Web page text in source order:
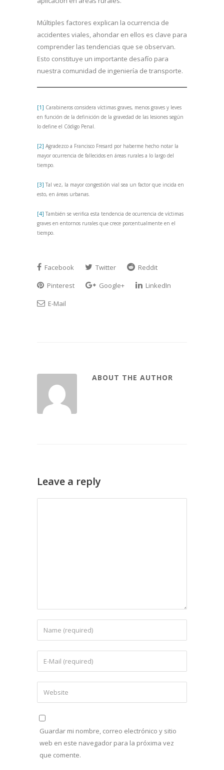
Múltiples factores explican la ocurrencia de
accidentes viales, ahondar en ellos es clave para
comprender las tendencias que se observan.
Esto constituye un importante desafío para
nuestra comunidad de ingeniería de transporte.
[1] Carabineros considera víctimas graves, menos graves y leves
en función de la definición de la gravedad de las lesiones según
lo define el Código Penal.
[2] Agradezco a Francisco Fresard por haberme hecho notar la
mayor ocurrencia de fallecidos en áreas rurales a lo largo del
tiempo.
[3] Tal vez, la mayor congestión vial sea un factor que incida en
esto, en áreas urbanas.
[4] También se verifica esta tendencia de ocurrencia de víctimas
graves en entornos rurales que crece porcentualmente en el
tiempo.
Facebook Twitter
Reddit
Pinterest
Google+
LinkedIn
E-Mail
ABOUT THE AUTHOR
Leave a reply
Guardar mi nombre, correo electrónico y sitio
web en este navegador para la próxima vez
que comente.